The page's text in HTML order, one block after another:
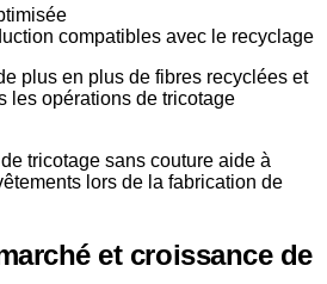
compatibles avec le recyclage
plus en plus de fibres recyclées et
les opérations de tricotage
tricotage sans couture aide à
lors de la fabrication de
et croissance de